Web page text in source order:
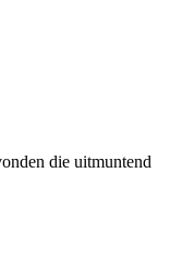
die uitmuntend